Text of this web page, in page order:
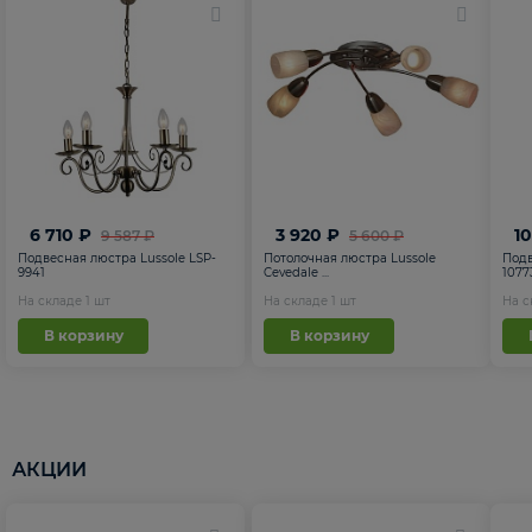
9 587 ₽
6 710 ₽
Подвесная люстра Lussole LSP-
9941
На складе 1 шт
В корзину
5 600 ₽
3 920 ₽
Потолочная люстра Lussole
Cevedale ...
На складе 1 шт
В корзину
На
АКЦИИ